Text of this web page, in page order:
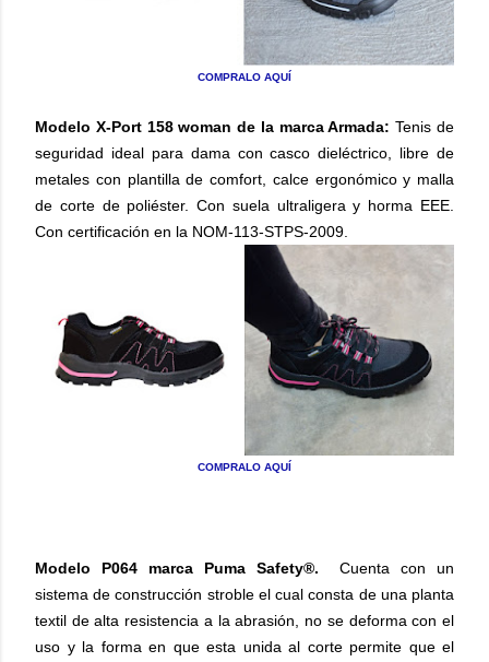
COMPRALO AQUÍ
Modelo X-Port 158 woman de la marca Armada: Tenis de
seguridad ideal para dama con casco dieléctrico, libre de
metales con plantilla de comfort, calce ergonómico y malla
de corte de poliéster. Con suela ultraligera y horma EEE.
Con certificación en la NOM-113-STPS-2009.
COMPRALO AQUÍ
Modelo P064 marca Puma Safety®. Cuenta con un
sistema de construcción stroble el cual consta de una planta
textil de alta resistencia a la abrasión, no se deforma con el
uso y la forma en que esta unida al corte permite que el